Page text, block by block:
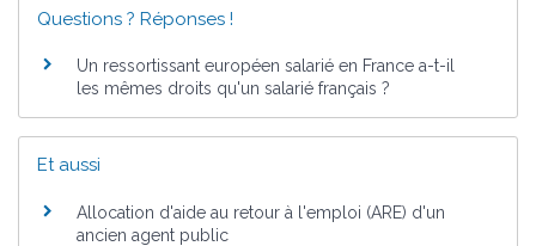
Questions ? Réponses !
Un ressortissant européen salarié en France a-t-il
les mêmes droits qu'un salarié français ?
Et aussi
Allocation d'aide au retour à l'emploi (ARE) d'un
ancien agent public